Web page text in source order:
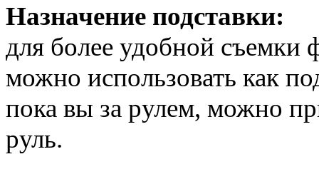
Назначение подставки:
для более удобной съемки
можно использовать как
пока вы за рулем, можно
руль.